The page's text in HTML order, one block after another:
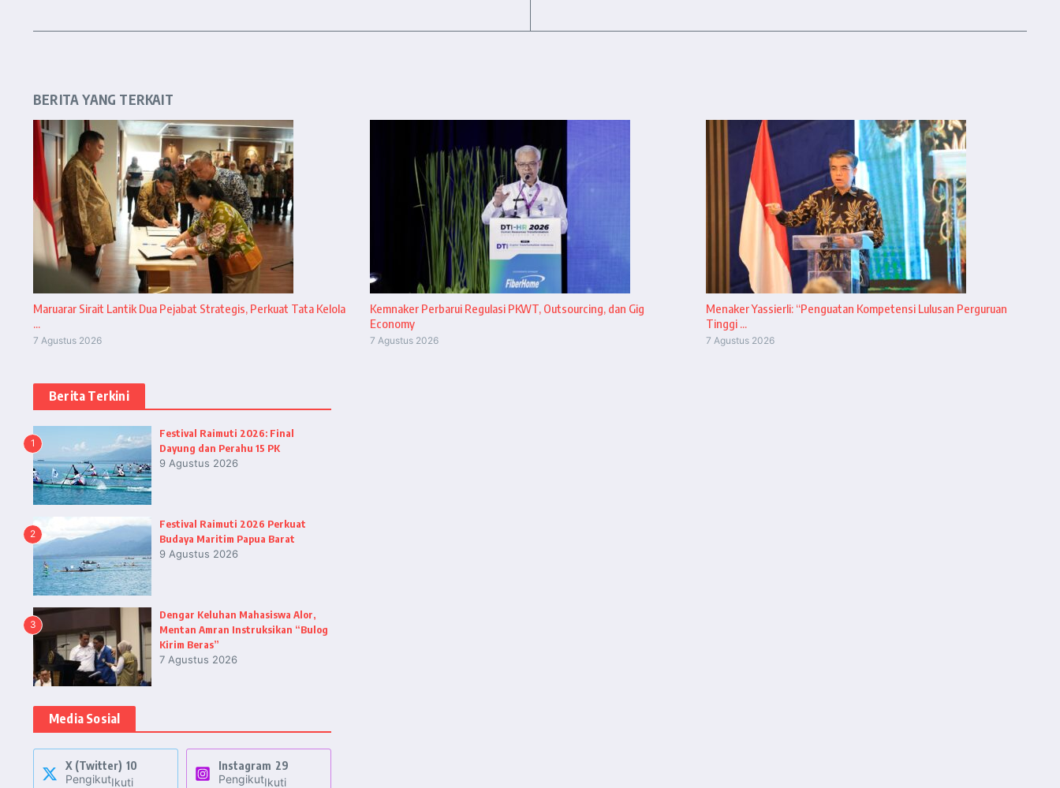
BERITA YANG TERKAIT
Maruarar Sirait Lantik Dua Pejabat Strategis, Perkuat Tata Kelola
...
7 Agustus 2026
Kemnaker Perbarui Regulasi PKWT, Outsourcing, dan Gig
Economy
7 Agustus 2026
Menaker Yassierli: “Penguatan Kompetensi Lulusan Perguruan
Tinggi ...
7 Agustus 2026
Berita Terkini
1
Festival Raimuti 2026: Final
Dayung dan Perahu 15 PK
9 Agustus 2026
2
Festival Raimuti 2026 Perkuat
Budaya Maritim Papua Barat
9 Agustus 2026
3
Dengar Keluhan Mahasiswa Alor,
Mentan Amran Instruksikan “Bulog
Kirim Beras”
7 Agustus 2026
Media Sosial
X (Twitter) 10
PengikutIkuti
Instagram 29
PengikutIkuti